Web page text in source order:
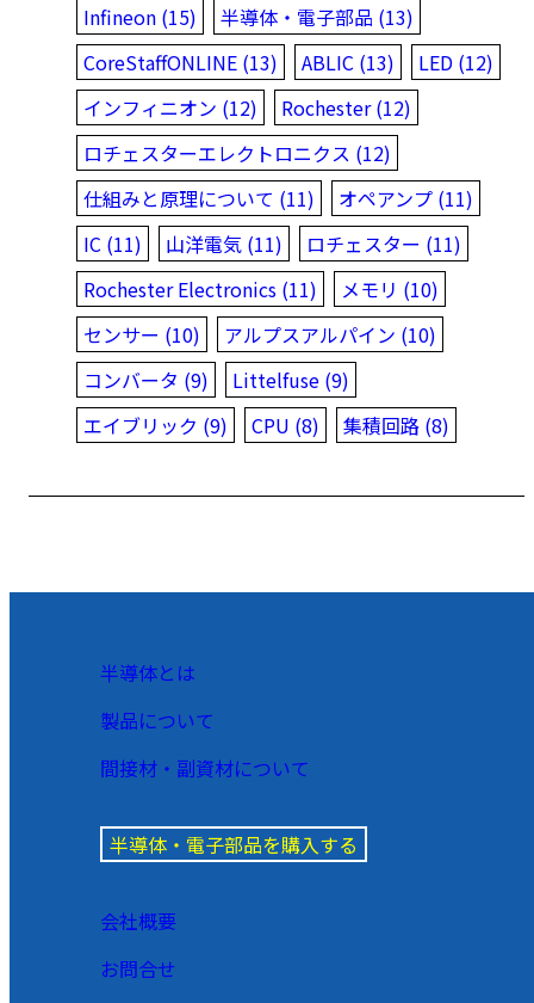
Infineon (15)
半導体・電子部品 (13)
CoreStaffONLINE (13)
ABLIC (13)
LED (12)
インフィニオン (12)
Rochester (12)
ロチェスターエレクトロニクス (12)
仕組みと原理について (11)
オペアンプ (11)
IC (11)
山洋電気 (11)
ロチェスター (11)
Rochester Electronics (11)
メモリ (10)
センサー (10)
アルプスアルパイン (10)
コンバータ (9)
Littelfuse (9)
エイブリック (9)
CPU (8) 集積回路 (8)
半導体とは
製品について
間接材・副資材について
半導体・電子部品を購入する
会社概要
お問合せ